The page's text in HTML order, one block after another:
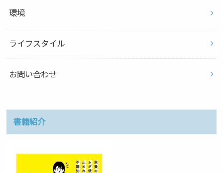
環境
ライフスタイル
お問い合わせ
書籍紹介